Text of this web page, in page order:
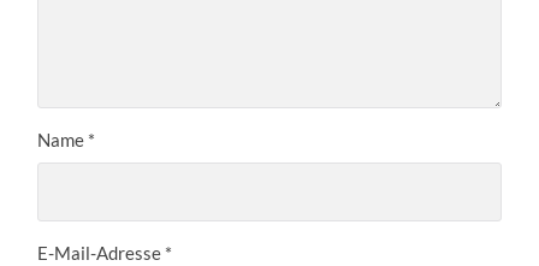
Name *
E-Mail-Adresse *